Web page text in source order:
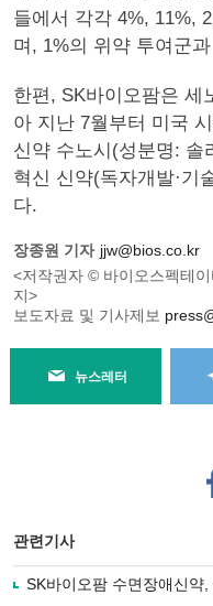
들에서 각각 4%, 11%,
며, 1%의 위약 투여군
한편, SK바이오팜은 세
아 지난 7월부터 미국
신약 수노시(성분명: 솔
혁신 신약(독자개발·기
다.
장종원 기자 jjw@bios.co.kr
<저작권자 © 바이오스펙테
지>
보도자료 및 기사제보
뉴스레터
관련기사
SK바이오팜 수면장애신약